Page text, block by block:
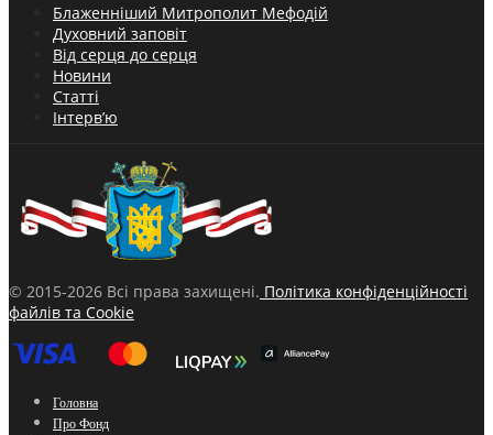
Блаженніший Митрополит Мефодій
Духовний заповіт
Від серця до серця
Новини
Статті
Інтерв’ю
© 2015-2026 Всі права захищені. Політика конфіденційності
файлів та Cookie
Головна
Про Фонд